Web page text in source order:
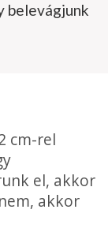
belevágjunk
cm-rel
el, akkor
ak­kor